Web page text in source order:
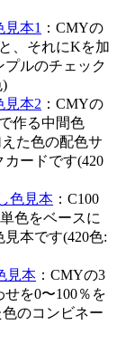
本1 ：CMYの
、それにKを加
プルのチェック
)
見本2 ：CMYの
作る中間色
た色の配色サ
カードです(420
色見本 ：C100
色をベースに
本です(420色:
見本 ：CMYの3
を0〜100％を
のコンビネー